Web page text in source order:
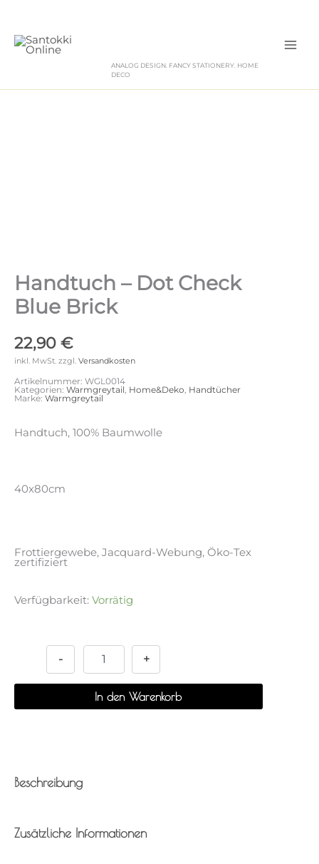
ANALOG DESIGN. FANCY STATIONERY. HOME
DECO
Handtuch – Dot Check
Blue Brick
22,90 €
inkl. MwSt. zzgl. Versandkosten
Artikelnummer: WGL0014
Kategorien: Warmgreytail Home&Deko Handtücher
Marke: Warmgreytail
Handtuch, 100% Baumwolle
40x80cm
Frottiergewebe, Jacquard-Webung, Öko-Tex
zertifiziert
Verfügbarkeit: Vorrätig
-
Blue
+
In den Warenkorb
Beschreibung
Zusätzliche Informationen